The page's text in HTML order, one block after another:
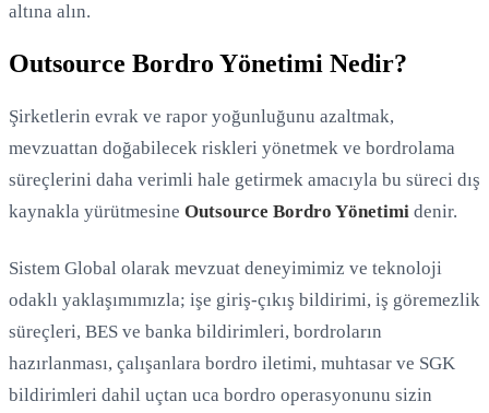
Loading...
altına alın.
Outsource Bordro Yönetimi Nedir?
Şirketlerin evrak ve rapor yoğunluğunu azaltmak,
mevzuattan doğabilecek riskleri yönetmek ve bordrolama
süreçlerini daha verimli hale getirmek amacıyla bu süreci dış
kaynakla yürütmesine Outsource Bordro Yönetimi denir.
Sistem Global olarak mevzuat deneyimimiz ve teknoloji
odaklı yaklaşımımızla; işe giriş-çıkış bildirimi, iş göremezlik
süreçleri, BES ve banka bildirimleri, bordroların
hazırlanması, çalışanlara bordro iletimi, muhtasar ve SGK
bildirimleri dahil uçtan uca bordro operasyonunu sizin